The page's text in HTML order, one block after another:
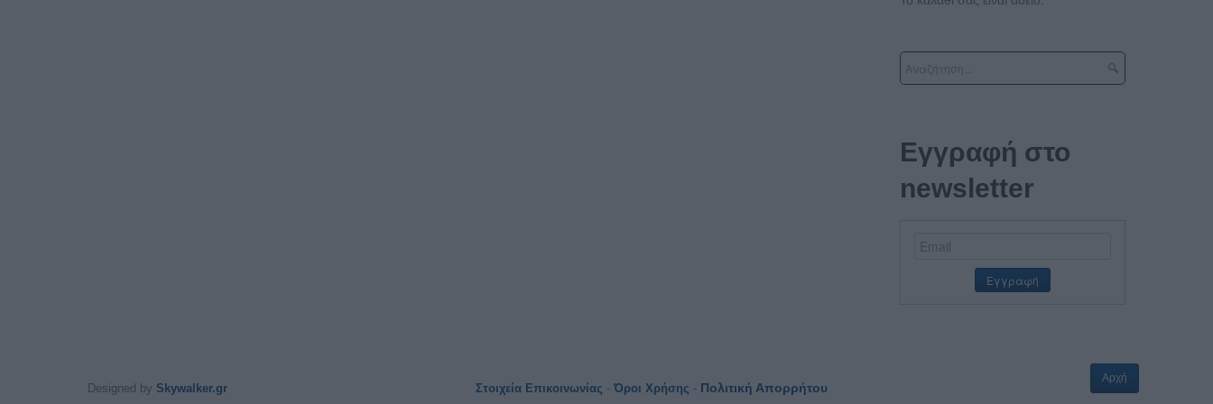
Εγγραφή στο
newsletter
Designed by Skywalker.gr Στοιχεία Επικοινωνίας - Όροι Χρήσης - Πολιτική Απορρήτου
Αρχή